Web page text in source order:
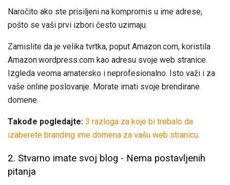
Naročito ako ste prisiljeni na kompromis u ime adrese,
pošto se vaši prvi izbori često uzimaju.
Zamislite da je velika tvrtka, poput Amazon.com, koristila
Amazon.wordpress.com kao adresu svoje web stranice.
Izgleda veoma amatersko i neprofesionalno. Isto važi i za
vaše online poslovanje. Morate imati svoje brendirane
domene.
Takođe pogledajte: 3 razloga za koje bi trebalo da
izaberete branding ime domena za vašu web stranicu
2. Stvarno imate svoj blog - Nema postavljenih
pitanja